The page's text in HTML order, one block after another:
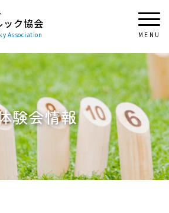
ック協会
Association
験会情報